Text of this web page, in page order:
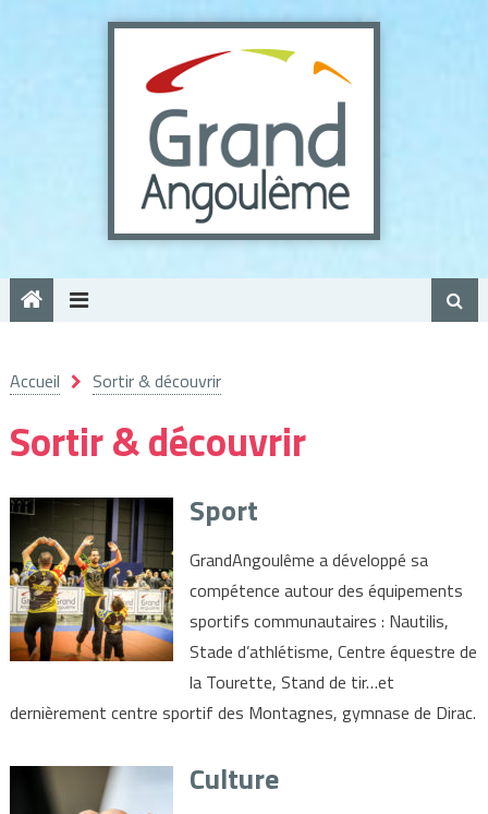
Accueil Sortir & découvrir
Sortir & découvrir
Sport
GrandAngoulême a développé sa
compétence autour des équipements
sportifs communautaires : Nautilis,
Stade d’athlétisme, Centre équestre de
la Tourette, Stand de tir…et
dernièrement centre sportif des Montagnes, gymnase de Dirac.
Culture
Panneau de gestion des cookies